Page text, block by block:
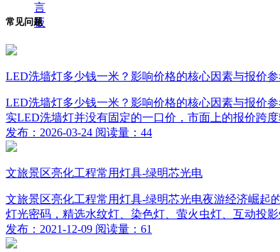
言
板
常见问题
LED洗墙灯多少钱一米？影响价格的核心因素与报价
LED洗墙灯多少钱一米？影响价格的核心因素与报价
实LED洗墙灯并没有固定的一口价，市面上的报价跨
发布：2026-03-24 阅读量：44
文旅景区亮化工程常用灯具-绿明芯光电
文旅景区亮化工程常用灯具-绿明芯光电夜游经济崛起
灯光密码，精选水纹灯、染色灯、萤火虫灯、互动投
发布：2021-12-09 阅读量：61